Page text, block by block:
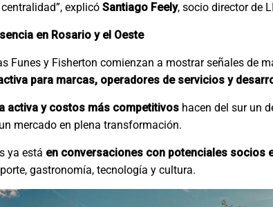
explicó Santiago Feely, socio director de
en Rosario y el Oeste
Funes y Fisherton comienzan a mostrar señales de
para marcas, operadores de servicios y
activa y costos más competitivos hacen del sur un
mercado en plena transformación.
ya está en conversaciones con potenciales socios
gastronomía, tecnología y cultura.